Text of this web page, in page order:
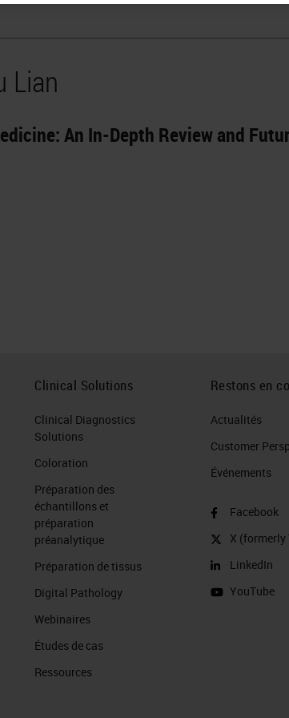
Lian
An In-Depth Review and
Clinical Solutions
Clinical Diagnostics
Solutions
Coloration
Préparation des
échantillons et
préparation
préanalytique
Préparation de tissus
Digital Pathology
Webinaires
Études de cas
Ressources
Restons en
Actualités
Customer
Événements
Facebook
X
LinkedIn
YouTube